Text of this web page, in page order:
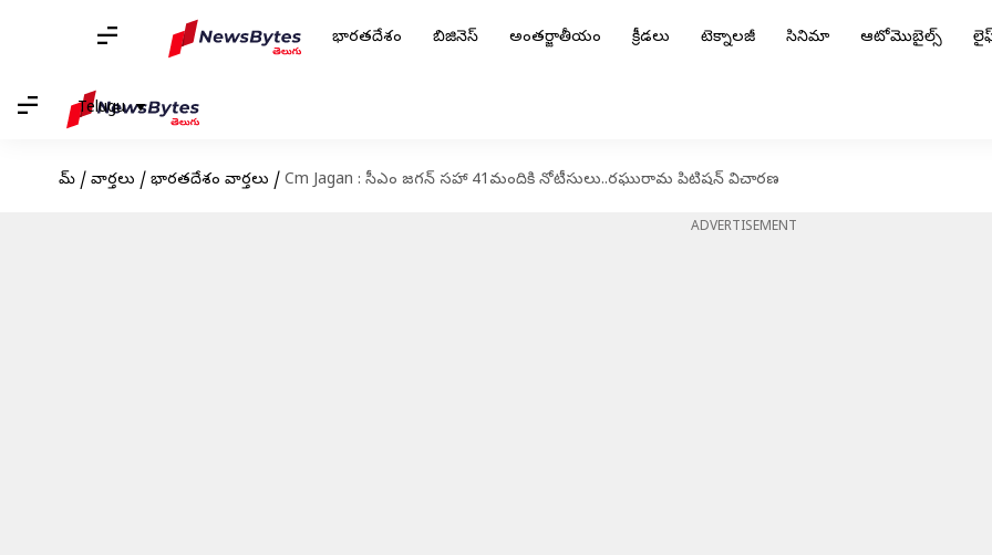
భారతదేశం బిజినెస్ అంతర్జాతీయం క్రీడలు టెక్నాలజీ సినిమా ఆటోమొబైల్స్
Telugu
హోమ్ / వార్తలు / భారతదేశం వార్తలు / Cm Jagan : సీఎం జగన్ సహా 41మందికి నోటీసులు..రఘురామ పిటిషన్ విచారణ
ADVERTISEMENT